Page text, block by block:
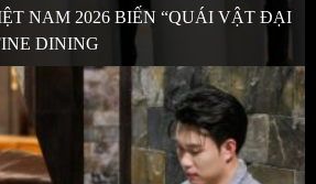
NAM 2026 BIẾN “QUÁI VẬT ĐẠI
DINING